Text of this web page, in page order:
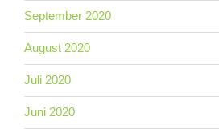
September 2020
August 2020
Juli 2020
Juni 2020